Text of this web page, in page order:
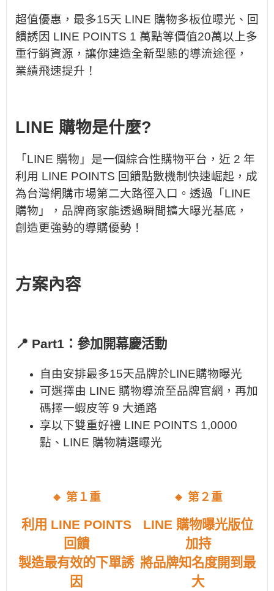
超值優惠，最多15天 LINE 購物多板位曝光、回
饋誘因 LINE POINTS 1 萬點等價值20萬以上多
重行銷資源，讓你建造全新型態的導流途徑，
業績飛速提升！
LINE 購物是什麼?
「LINE 購物」是一個綜合性購物平台，近 2 年
利用 LINE POINTS 回饋點數機制快速崛起，成
為台灣網購市場第二大路徑入口。透過「LINE
購物」，品牌商家能透過瞬間擴大曝光基底，
創造更強勢的導購優勢！
方案內容
📍 Part1：參加開幕慶活動
自由安排最多15天品牌於LINE購物曝光
可選擇由 LINE 購物導流至品牌官網，再加
碼擇一蝦皮等 9 大通路
享以下雙重好禮 LINE POINTS 1,0000
點、LINE 購物精選曝光
🔸 第１重
利用 LINE POINTS
回饋
製造最有效的下單誘
因
🔸 第２重
LINE 購物曝光版位
加持
將品牌知名度開到最
大